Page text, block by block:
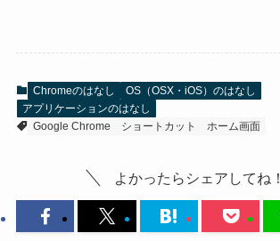
Chromeのはなし
OS（OSX・iOS）のはなし
アプリケーションのはなし
Google Chrome
ショートカット ホーム画面
よかったらシェアしてね！